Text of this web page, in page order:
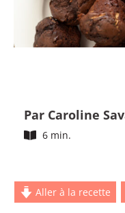
Par Caroline
6 min.
Aller à la recette